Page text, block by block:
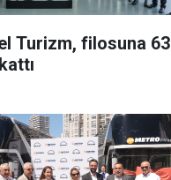
Turizm, filosuna 63